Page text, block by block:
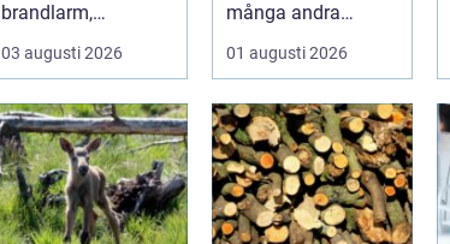
brandlarm,
utrymningsplaner
brandsläckare på
vägga...
03 augusti 2026
många andra
branscher. Här
01 augusti 2026